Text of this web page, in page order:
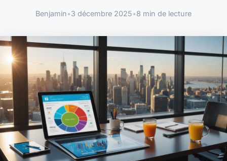
Benjamin•3 décembre 2025•8 min de lecture